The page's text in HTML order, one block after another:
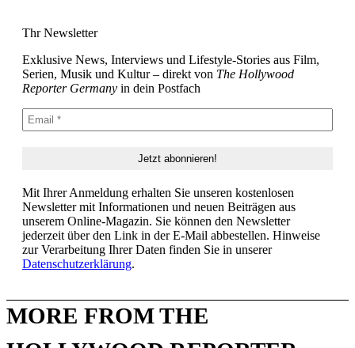
Thr Newsletter
Exklusive News, Interviews und Lifestyle-Stories aus Film,
Serien, Musik und Kultur – direkt von The Hollywood
Reporter Germany in dein Postfach
Mit Ihrer Anmeldung erhalten Sie unseren kostenlosen
Newsletter mit Informationen und neuen Beiträgen aus
unserem Online-Magazin. Sie können den Newsletter
jederzeit über den Link in der E-Mail abbestellen. Hinweise
zur Verarbeitung Ihrer Daten finden Sie in unserer
Datenschutzerklärung.
MORE FROM THE